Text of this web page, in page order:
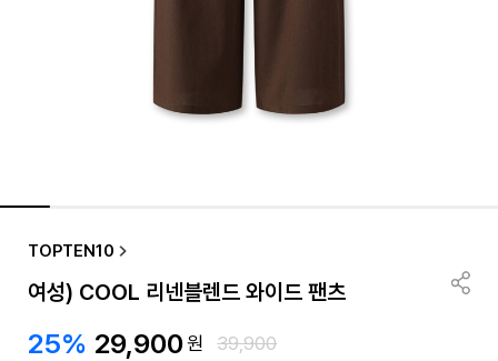
TOPTEN10
여성) COOL 리넨블렌드 와이드 팬츠
25% 29,900원 39,900